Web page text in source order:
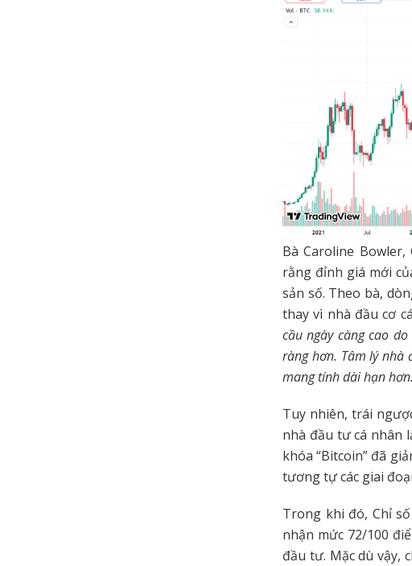
Bà Caroline
rằng đỉnh giá mới
sản số. Theo bà,
thay vì nhà đầu cơ
cầu ngày càng cao
ràng hơn. Tâm lý nhà
mang tính dài hạn
Tuy nhiên, trái
nhà đầu tư cá nhân
khóa “Bitcoin” đã
tương tự các giai
Trong khi đó, Chỉ
nhận mức 72/100
đầu tư. Mặc dù vậy,